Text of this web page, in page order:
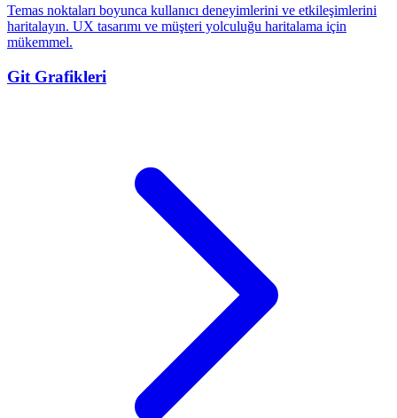
Temas noktaları boyunca kullanıcı deneyimlerini ve etkileşimlerini
haritalayın. UX tasarımı ve müşteri yolculuğu haritalama için
mükemmel.
Git Grafikleri